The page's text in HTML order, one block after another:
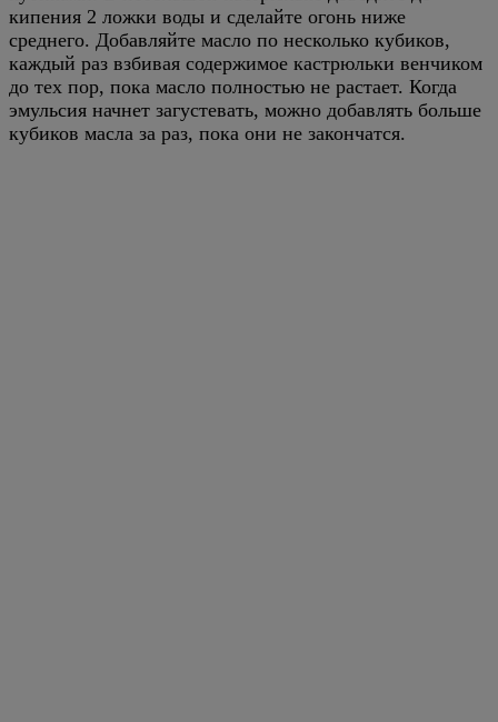
кипения 2 ложки воды и сделайте огонь ниже
среднего. Добавляйте масло по несколько кубиков,
каждый раз взбивая содержимое кастрюльки венчиком
до тех пор, пока масло полностью не растает. Когда
эмульсия начнет загустевать, можно добавлять больше
кубиков масла за раз, пока они не закончатся.